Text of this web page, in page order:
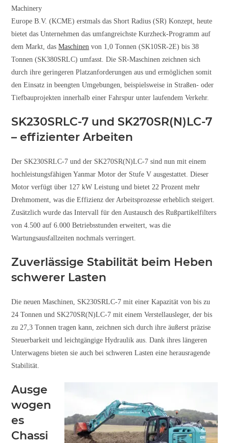
Machinery
Europe B.V. (KCME) erstmals das Short Radius (SR) Konzept, heute
bietet das Unternehmen das umfangreichste Kurzheck-Programm auf
dem Markt, dasMaschinen von 1,0 Tonnen (SK10SR-2E) bis 38
Tonnen (SK380SRLC) umfasst. Die SR-Maschinen zeichnen sich
durch ihre geringeren Platzanforderungen aus und ermöglichen somit
den Einsatz in beengten Umgebungen, beispielsweise in Straßen- oder
Tiefbauprojekten innerhalb einer Fahrspur unter laufendem Verkehr.
SK230SRLC-7 und SK270SR(N)LC-7
– effizienter Arbeiten
Der SK230SRLC-7 und der SK270SR(N)LC-7 sind nun mit einem
hochleistungsfähigen Yanmar Motor der Stufe V ausgestattet. Dieser
Motor verfügt über 127 kW Leistung und bietet 22 Prozent mehr
Drehmoment, was die Effizienz der Arbeitsprozesse erheblich steigert.
Zusätzlich wurde das Intervall für den Austausch des Rußpartikelfilters
von 4.500 auf 6.000 Betriebsstunden erweitert, was die
Wartungsausfallzeiten nochmals verringert.
Zuverlässige Stabilität beim Heben
schwerer Lasten
Die neuen Maschinen, SK230SRLC-7 mit einer Kapazität von bis zu
24 Tonnen und SK270SR(N)LC-7 mit einem Verstellausleger, der bis
zu 27,3 Tonnen tragen kann, zeichnen sich durch ihre äußerst präzise
Steuerbarkeit und leichtgängige Hydraulik aus. Dank ihres längeren
Unterwagens bieten sie auch bei schweren Lasten eine herausragende
Stabilität.
Ausge
wogen
es
Chassi